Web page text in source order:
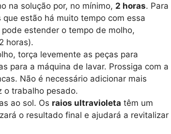
na solução por, no mínimo, 2 horas. Para
estão há muito tempo com essa
estender o tempo de molho,
horas).
torça levemente as peças para
para a máquina de lavar. Prossiga com a
Não é necessário adicionar mais
o trabalho pesado.
ao sol. Os raios ultravioleta têm um
o resultado final e ajudará a revitalizar